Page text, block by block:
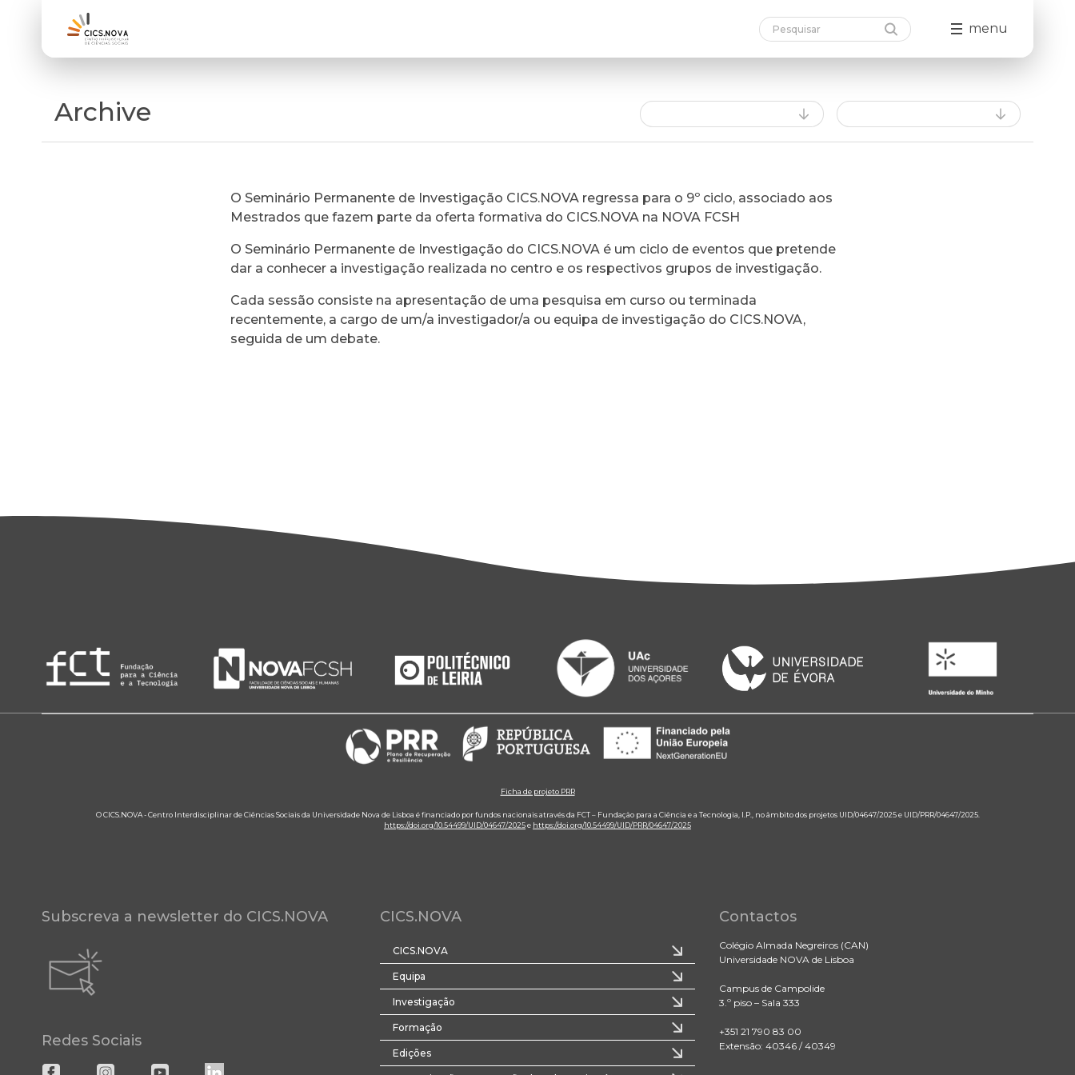
menu
Archive
O Seminário Permanente de Investigação CICS.NOVA regressa para o 9º ciclo, associado aos
Mestrados que fazem parte da oferta formativa do CICS.NOVA na NOVA FCSH
O Seminário Permanente de Investigação do CICS.NOVA é um ciclo de eventos que pretende
dar a conhecer a investigação realizada no centro e os respectivos grupos de investigação.
Cada sessão consiste na apresentação de uma pesquisa em curso ou terminada
recentemente, a cargo de um/a investigador/a ou equipa de investigação do CICS.NOVA,
seguida de um debate.
Ficha de projeto PRR
O CICS.NOVA - Centro Interdisciplinar de Ciências Sociais da Universidade Nova de Lisboa é financiado por fundos nacionais através da FCT – Fundação para a Ciência e a Tecnologia, I.P., no âmbito dos projetos UID/04647/2025 e UID/PRR/04647/2025.
https://doi.org/10.54499/UID/04647/2025e https://doi.org/10.54499/UID/PRR/04647/2025
Subscreva a newsletter do CICS.NOVA
Redes Sociais
CICS.NOVA
CICS.NOVA
Equipa
Investigação
Formação
Edições
Contactos
Colégio Almada Negreiros (CAN)
Universidade NOVA de Lisboa
Campus de Campolide
3.º piso – Sala 333
+351 21 790 83 00
Extensão: 40346 / 40349